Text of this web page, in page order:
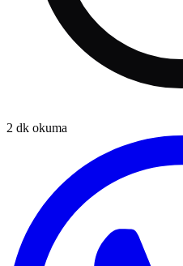
2 dk okuma